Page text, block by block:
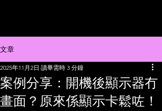
文章
案例分享：開機後顯示器冇
畫面？原來係顯示卡鬆咗！
2025年11月2日 讀畢需時 3 分鐘